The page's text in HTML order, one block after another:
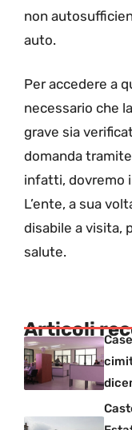
non
auto.
Per accedere a
necessario che
grave sia
domanda
infatti, dovremo
L’ente, a sua
disabile a visita,
salute.
Articoli